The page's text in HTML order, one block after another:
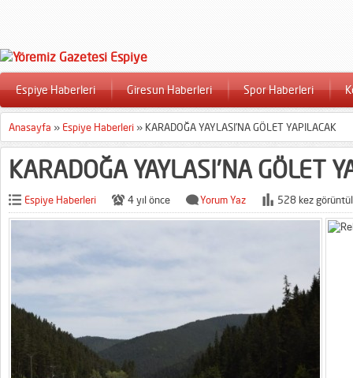
Espiye Haberleri Giresun Haberleri Spor Haberleri
Anasayfa » Espiye Haberleri » KARADOĞA YAYLASI’NA GÖLET YAPILACAK
KARADOĞA YAYLASI’NA GÖLET
Espiye Haberleri 4 yıl önce Yorum Yaz 528 kez